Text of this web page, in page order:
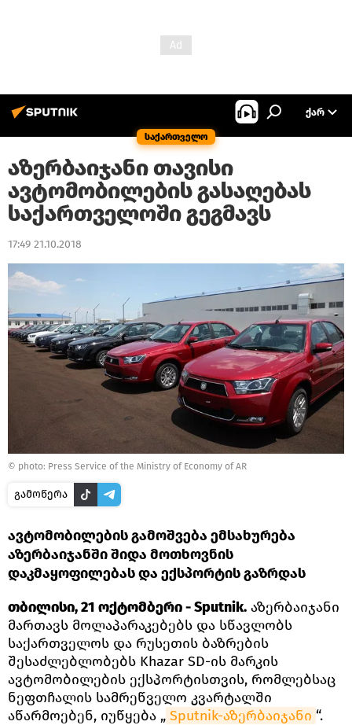
საქართველო
ᲥᲐᲠ
აზერბაიჯანი თავისი
ავტომობილების გასაღებას
საქართველოში გეგმავს
17:49 21.10.2018
© photo: Press Service of the Ministry of Economy of AR
გამოწერა
ავტომობილების გამოშვება ემსახურება
აზერბაიჯანში შიდა მოთხოვნის
დაკმაყოფილებას და ექსპორტის გაზრდას
თბილისი, 21 ოქტომბერი - Sputnik. აზერბაიჯანი
მართავს მოლაპარაკებებს და სწავლობს
საქართველოს და რუსეთის ბაზრების
შესაძლებლობებს Khazar SD-ის მარკის
ავტომობილების ექსპორტისთვის, რომლებსაც
ნეფთჩალის სამრეწველო კვარტალში
აწარმოებენ, იუწყება „ Sputnik-აზერბაიჯანი “.